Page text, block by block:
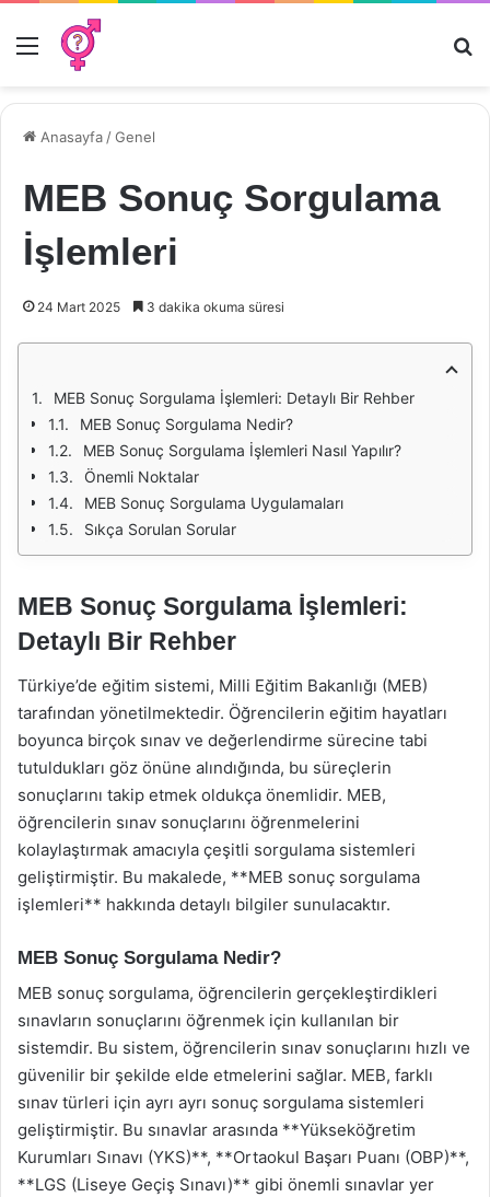
Menü
Anasayfa /Genel
MEB Sonuç Sorgulama
İşlemleri
24 Mart 2025 3 dakika okuma süresi
MEB Sonuç Sorgulama İşlemleri: Detaylı Bir Rehber
MEB Sonuç Sorgulama Nedir?
MEB Sonuç Sorgulama İşlemleri Nasıl Yapılır?
Önemli Noktalar
MEB Sonuç Sorgulama Uygulamaları
Sıkça Sorulan Sorular
MEB Sonuç Sorgulama İşlemleri:
Detaylı Bir Rehber
Türkiye’de eğitim sistemi, Milli Eğitim Bakanlığı (MEB)
tarafından yönetilmektedir. Öğrencilerin eğitim hayatları
boyunca birçok sınav ve değerlendirme sürecine tabi
tutuldukları göz önüne alındığında, bu süreçlerin
sonuçlarını takip etmek oldukça önemlidir. MEB,
öğrencilerin sınav sonuçlarını öğrenmelerini
kolaylaştırmak amacıyla çeşitli sorgulama sistemleri
geliştirmiştir. Bu makalede, **MEB sonuç sorgulama
işlemleri** hakkında detaylı bilgiler sunulacaktır.
MEB Sonuç Sorgulama Nedir?
MEB sonuç sorgulama, öğrencilerin gerçekleştirdikleri
sınavların sonuçlarını öğrenmek için kullanılan bir
sistemdir. Bu sistem, öğrencilerin sınav sonuçlarını hızlı ve
güvenilir bir şekilde elde etmelerini sağlar. MEB, farklı
sınav türleri için ayrı ayrı sonuç sorgulama sistemleri
geliştirmiştir. Bu sınavlar arasında **Yükseköğretim
Kurumları Sınavı (YKS)**, **Ortaokul Başarı Puanı (OBP)**,
**LGS (Liseye Geçiş Sınavı)** gibi önemli sınavlar yer